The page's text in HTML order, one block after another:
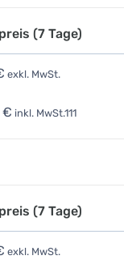
(7 Tage)
exkl. MwSt.
€ inkl. MwSt.111
(7 Tage)
exkl. MwSt.